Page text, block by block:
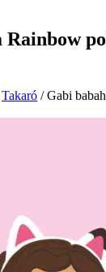
Rainbow
Takaró / Gabi